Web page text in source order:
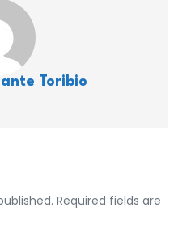
Toribio
Required fields are